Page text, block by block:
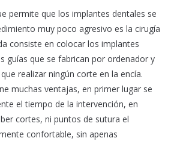
permite que los implantes dentales se
muy poco agresivo es la cirugía
consiste en colocar los implantes
guías que se fabrican por ordenador y
realizar ningún corte en la encía.
muchas ventajas, en primer lugar se
el tiempo de la intervención, en
cortes, ni puntos de sutura el
confortable, sin apenas